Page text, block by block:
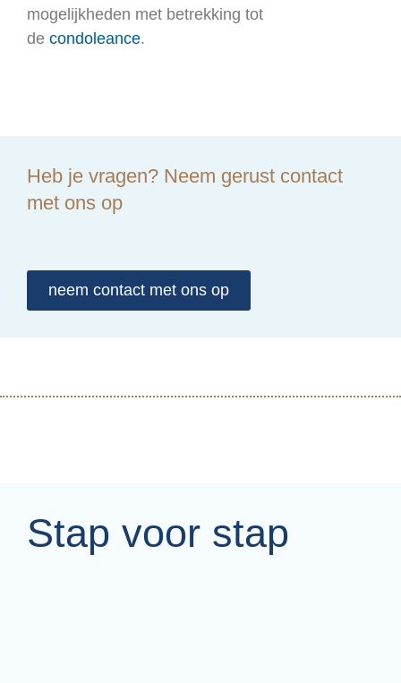
mogelijkheden met betrekking tot
de condoleance.
Heb je vragen? Neem gerust contact
met ons op
neem contact met ons op
Stap voor stap